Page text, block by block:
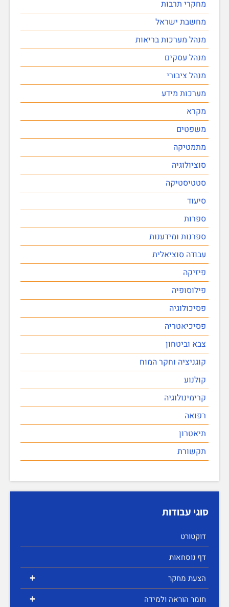
מחקרי תרבות
מחשבת ישראל
מנהל מערכות בריאות
מנהל עסקים
מנהל ציבורי
מערכות מידע
מקרא
משפטים
מתמטיקה
סוציולוגיה
סטטיסטיקה
סיעוד
ספרות
ספרנות ומידענות
עבודה סוציאלית
פיזיקה
פילוסופיה
פסיכולוגיה
פסיכיאטריה
צבא וביטחון
קוגניציה וחקר המוח
קולנוע
קרימינולוגיה
רפואה
תיאטרון
תקשורת
סוגי עבודות
דוקטורט
דף נוסחאות
+ הצעת מחקר
+
חומר הוראה ולמידה